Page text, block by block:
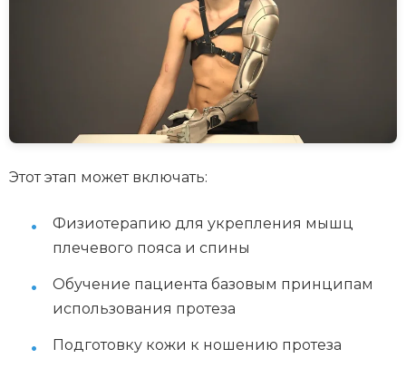
Этот этап может включать:
Физиотерапию для укрепления мышц
плечевого пояса и спины
Обучение пациента базовым принципам
использования протеза
Подготовку кожи к ношению протеза